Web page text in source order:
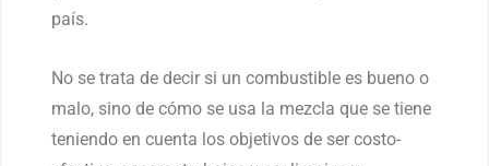
país.
No se trata de decir si un combustible es bueno o
malo, sino de cómo se usa la mezcla que se tiene
teniendo en cuenta los objetivos de ser costo-